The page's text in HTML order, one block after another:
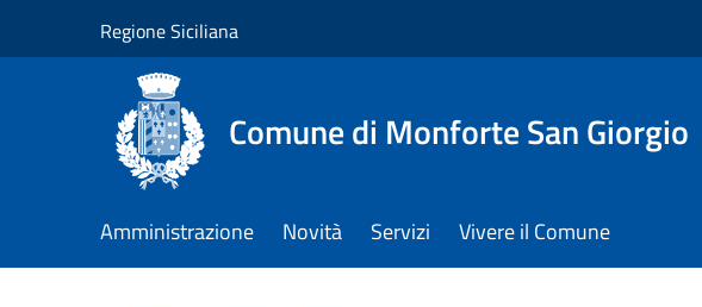
Regione Siciliana
Comune di Monforte San Giorgio
Amministrazione Novità Servizi Vivere il Comune